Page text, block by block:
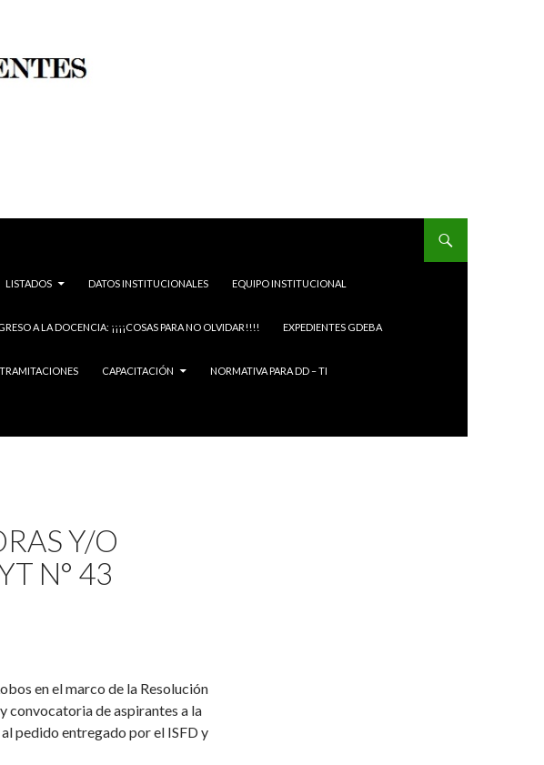
LISTADOS DATOS INSTITUCIONALES EQUIPO INSTITUCIONAL
A LA DOCENCIA: ¡¡¡¡COSAS PARA NO OLVIDAR!!!! EXPEDIENTES GDEBA
TRAMITACIONES CAPACITACIÓN NORMATIVA PARA DD – TI
Y/O
N° 43
en el marco de la Resolución
convocatoria de aspirantes a la
pedido entregado por el ISFD y